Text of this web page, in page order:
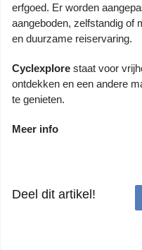
erfgoed. Er worden
aangeboden, zelfstandig of
en duurzame reiservaring.
Cyclexplore staat voor
ontdekken en een andere
te genieten.
Meer info
Deel dit artikel!